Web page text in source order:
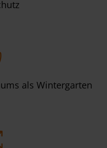
als Wintergarten